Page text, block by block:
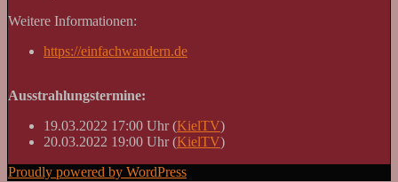
Weitere Informationen:
https://einfachwandern.de
Ausstrahlungstermine:
19.03.2022 17:00 Uhr (KielTV)
20.03.2022 19:00 Uhr (KielTV)
Proudly powered by WordPress